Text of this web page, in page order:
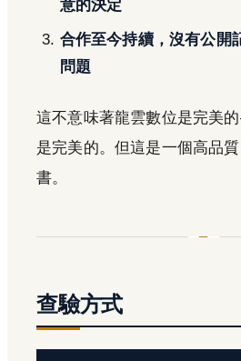
意的決定
合作至今持續，沒有公開
問題
這不意味著龍雲數位是完美
是完美的。但這是一個高品
書。
查驗方式